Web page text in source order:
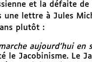
et la défaite
une lettre à Jules
plutôt :
aujourd’hui en
le Jacobinisme. Le